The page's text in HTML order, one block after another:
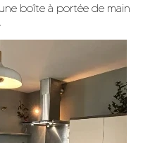
boîte à portée de main